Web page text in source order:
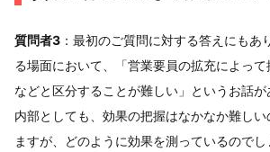
質問者3 ：最初のご質問に対する答えにもあ
る場面において、「営業要員の拡充によっ
などと区分することが難しい」というお話が
内部としても、効果の把握はなかなか難し
ますが、どのように効果を測っているのでし